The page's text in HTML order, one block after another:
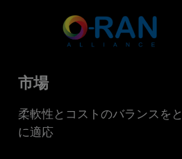
市場
柔軟性とコストのバランスを
に適応